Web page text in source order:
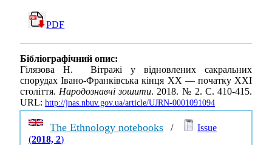
PDF
Бібліографічний опис:
Гілязова Н. Вітражі у відновлених сакральних
спорудах Івано-Франківська кінця XX — початку XXІ
століття.Народознавчі зошити. 2018. № 2. С. 410-415.
URL: http://jnas.nbuv.gov.ua/article/UJRN-0001091094
The Ethnology notebooks /
Issue
(2018, 2)